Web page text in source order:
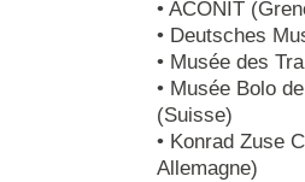
• ACONIT
• Deutsches
• Musée des
• Musée Bolo
(Suisse)
• Konrad Zuse
Allemagne)